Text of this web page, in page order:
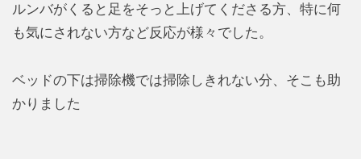
ルンバがくると足をそっと上げてくださる方、特に何
も気にされない方など反応が様々でした。
ベッドの下は掃除機では掃除しきれない分、そこも助
かりました